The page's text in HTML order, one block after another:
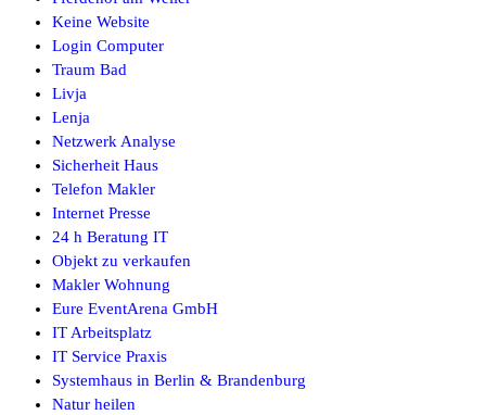
Keine Website
Login Computer
Traum Bad
Livja
Lenja
Netzwerk Analyse
Sicherheit Haus
Telefon Makler
Internet Presse
24 h Beratung IT
Objekt zu verkaufen
Makler Wohnung
Eure EventArena GmbH
IT Arbeitsplatz
IT Service Praxis
Systemhaus in Berlin & Brandenburg
Natur heilen